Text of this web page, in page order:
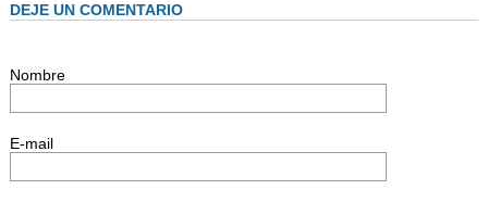
DEJE UN COMENTARIO
Nombre
E-mail